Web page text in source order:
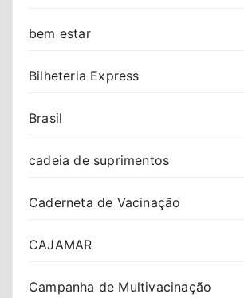
bem estar
Bilheteria Express
Brasil
cadeia de suprimentos
Caderneta de Vacinação
CAJAMAR
Campanha de Multivacinação